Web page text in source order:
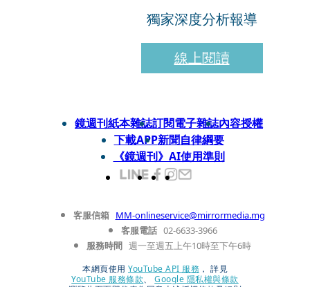
獨家深度分析報導
線上閱讀
鏡週刊紙本雜誌訂閱電子雜誌內容授權
下載APP新聞自律綱要
《鏡週刊》AI使用準則
客服信箱 MM-onlineservice@mirrormedia.mg
客服電話 02-6633-3966
服務時間 週一至週五上午10時至下午6時
本網頁使用 YouTube API 服務 ， 詳見
YouTube 服務條款、
Google 隱私權與條款